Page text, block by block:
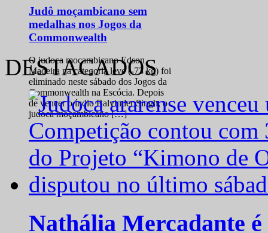
Judô moçambicano sem
medalhas nos Jogos da
Commonwealth
O judoca moçambicano Edson
Madeira na categoria leve (-73 kg) foi
eliminado neste sábado dos Jogos da
Commonwealth na Escócia. Depois
de vencer o índio Balvinder Singh, o
judoca moçambicano […]
DESTACADOS
Nathália Mercadante